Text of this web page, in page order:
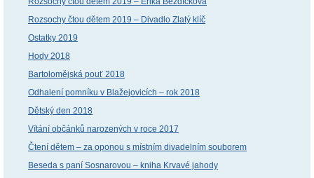
Rozsochy čtou dětem 2019 – Divadlo Zlatý klíč
Ostatky 2019
Hody 2018
Bartolomějská pouť 2018
Odhalení pomníku v Blažejovicích – rok 2018
Dětský den 2018
Vítání občánků narozených v roce 2017
Čtení dětem – za oponou s místním divadelním souborem
Beseda s paní Sosnarovou – kniha Krvavé jahody